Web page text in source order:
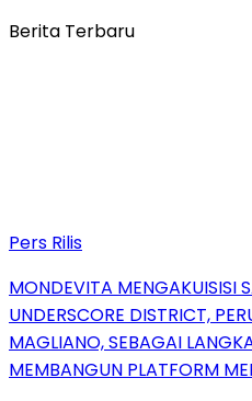
Berita Terbaru
Pers Rilis
MONDEVITA MENGAKUISISI
UNDERSCORE DISTRICT,
MAGLIANO, SEBAGAI
MEMBANGUN PLATFORM